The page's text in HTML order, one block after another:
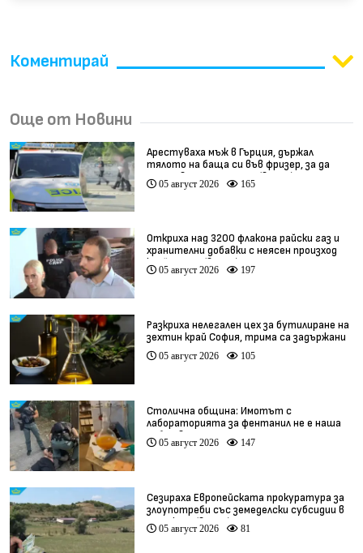
Коментирай
Още от Новини
Арестуваха мъж в Гърция, държал
тялото на баща си във фризер, за да
получава пенсията му (видео)
05 август 2026 165
Откриха над 3200 флакона райски газ и
хранителни добавки с неясен произход
край София (видео)
05 август 2026 197
Разкриха нелегален цех за бутилиране на
зехтин край София, трима са задържани
05 август 2026 105
Столична община: Имотът с
лабораторията за фентанил не е наша
собственост
05 август 2026 147
Сезираха Европейската прокуратура за
злоупотреби със земеделски субсидии в
Кърджали (видео)
05 август 2026 81